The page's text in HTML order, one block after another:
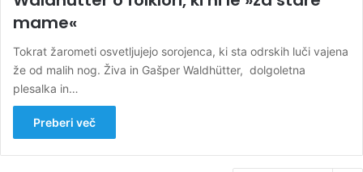
mame«
Tokrat žarometi osvetljujejo sorojenca, ki sta odrskih luči vajena
že od malih nog. Živa in Gašper Waldhütter, dolgoletna
plesalka in…
Preberi več